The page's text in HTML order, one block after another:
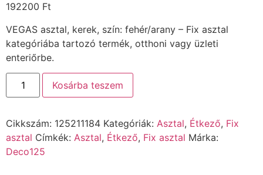
192200 Ft
VEGAS asztal, kerek, szín: fehér/arany – Fix asztal
kategóriába tartozó termék, otthoni vagy üzleti
enteriőrbe.
Kosárba teszem
Cikkszám: 125211184 Kategóriák: Asztal, Étkező, Fix
asztal Címkék: Asztal, Étkező, Fix asztal Márka:
Deco125